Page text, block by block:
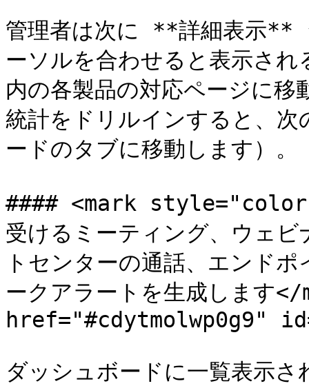
管理者は次に **詳細表示**
ーソルを合わせると表示さ
内の各製品の対応ページに
統計をドリルインすると、
ードのタブに移動します）。
#### <mark style="color:
受けるミーティング、ウェ
トセンターの通話、エンド
ークアラートを生成します
href="#cdytmolwp0g9"
ダッシュボードに一覧表示